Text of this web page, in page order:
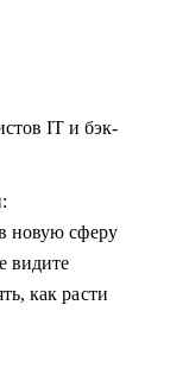
IT и бэк-
новую сферу
видите
как расти